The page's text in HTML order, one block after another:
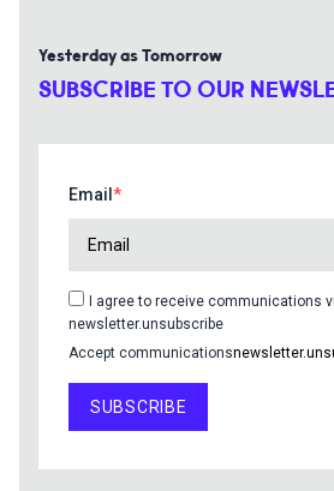
Yesterday as Tomorrow
SUBSCRIBE TO OUR
Email
I agree to receive communications
newsletter.unsubscribe
Accept communications
SUBSCRIBE